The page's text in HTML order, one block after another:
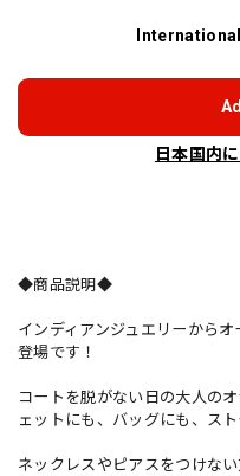
日本国内
◆商品説明◆
インディアンジュエリーから
登場です！
コートを脱がない日の大人の
ェットにも、バッグにも、スト
ネックレスやピアスをつけな